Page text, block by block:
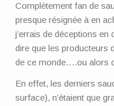
Complètement fan de
presque résignée à en
j’errais de déceptions
dire que les producteurs
de ce monde….ou alors
En effet, les derniers
surface), n’étaient que